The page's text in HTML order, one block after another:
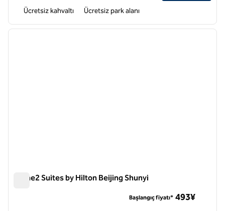
Ücretsiz kahvaltı Ücretsiz park alanı
1 / 12
Home2 Suites by Hilton Beijing Shunyi
Başlangıç fiyatı* 493¥